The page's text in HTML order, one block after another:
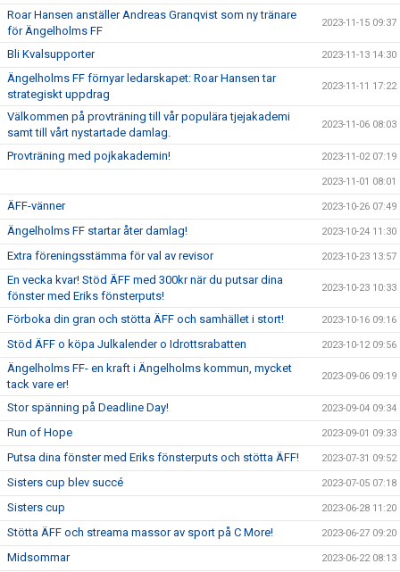
Roar Hansen anställer Andreas Granqvist som ny tränare
för Ängelholms FF
2023-11-15 09:37
Bli Kvalsupporter 2023-11-13 14:30
Ängelholms FF förnyar ledarskapet: Roar Hansen tar
strategiskt uppdrag
2023-11-11 17:22
Välkommen på provträning till vår populära tjejakademi
samt till vårt nystartade damlag.
2023-11-06 08:03
Provträning med pojkakademin! 2023-11-02 07:19
2023-11-01 08:01
ÄFF-vänner 2023-10-26 07:49
Ängelholms FF startar åter damlag! 2023-10-24 11:30
Extra föreningsstämma för val av revisor 2023-10-23 13:57
En vecka kvar! Stöd ÄFF med 300kr när du putsar dina
fönster med Eriks fönsterputs!
2023-10-23 10:33
Förboka din gran och stötta ÄFF och samhället i stort! 2023-10-16 09:16
Stöd ÄFF o köpa Julkalender o Idrottsrabatten 2023-10-12 09:56
Ängelholms FF- en kraft i Ängelholms kommun, mycket
tack vare er!
2023-09-06 09:19
Stor spänning på Deadline Day! 2023-09-04 09:34
Run of Hope 2023-09-01 09:33
Putsa dina fönster med Eriks fönsterputs och stötta ÄFF! 2023-07-31 09:52
Sisters cup blev succé 2023-07-05 07:18
Sisters cup 2023-06-28 11:20
Stötta ÄFF och streama massor av sport på C More! 2023-06-27 09:20
Midsommar 2023-06-22 08:13